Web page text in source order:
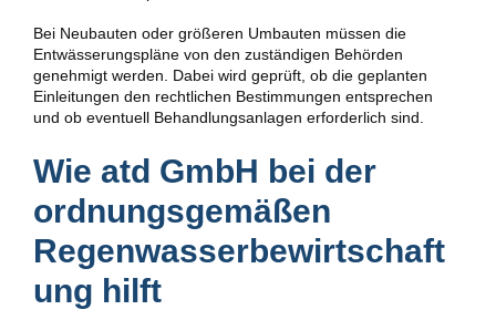
Bei Neubauten oder größeren Umbauten müssen die
Entwässerungspläne von den zuständigen Behörden
genehmigt werden. Dabei wird geprüft, ob die geplanten
Einleitungen den rechtlichen Bestimmungen entsprechen
und ob eventuell Behandlungsanlagen erforderlich sind.
Wie atd GmbH bei der
ordnungsgemäßen
Regenwasserbewirtschaft
ung hilft